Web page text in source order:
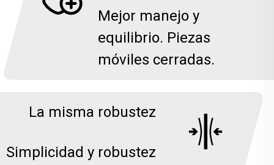
Mejor manejo y
equilibrio. Piezas
móviles cerradas.
La misma robustez
Simplicidad y robustez